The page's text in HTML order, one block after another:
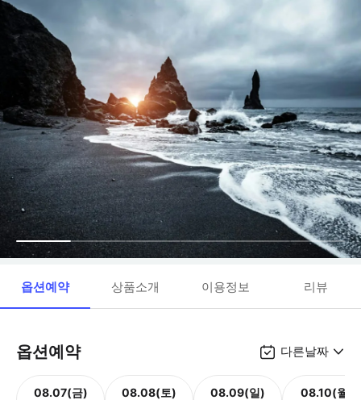
옵션예약 상품소개 이용정보 리뷰
옵션예약 다른날짜
08.07(금) 08.08(토) 08.09(일) 08.10(월)